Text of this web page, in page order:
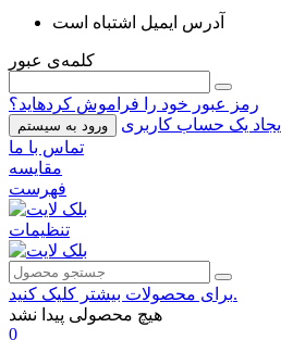
آدرس ایمیل اشتباه است
کلمه‌ی عبور
رمز عبور خود را فراموش کردهاید؟
ورود به سیستم
ایجاد یک حساب کاربری
تماس با ما
مقایسه
فهرست
تنظیمات
برای محصولات بیشتر کلیک کنید.
هیچ محصولی پیدا نشد
0